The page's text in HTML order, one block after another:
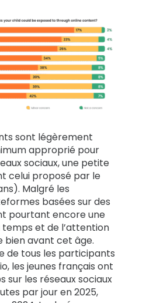
sont légèrement
approprié pour
sociaux, une petite
celui proposé par le
Malgré les
basées sur des
pourtant encore une
et de l’attention
bien avant cet âge.
de tous les participants
les jeunes français ont
sur les réseaux sociaux
par jour en 2025,